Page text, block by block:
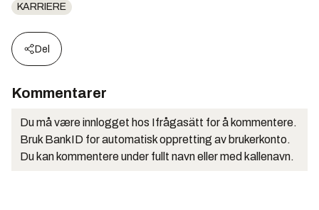
KARRIERE
Del
Kommentarer
Du må være innlogget hos Ifrågasätt for å kommentere.
Bruk BankID for automatisk oppretting av brukerkonto.
Du kan kommentere under fullt navn eller med kallenavn.